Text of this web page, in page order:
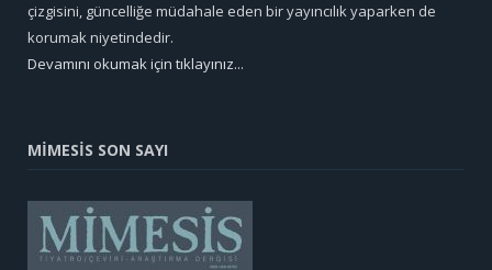
çizgisini, güncelliğe müdahale eden bir yayıncılık yaparken de
korumak niyetindedir.
Devamını okumak için tıklayınız...
MİMESİS SON SAYI